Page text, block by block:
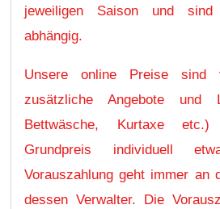
jeweiligen Saison und sind
abhängig.
Unsere online Preise sind
zusätzliche Angebote und
Bettwäsche, Kurtaxe
Grundpreis individuell
Vorauszahlung geht immer an
dessen Verwalter. Die